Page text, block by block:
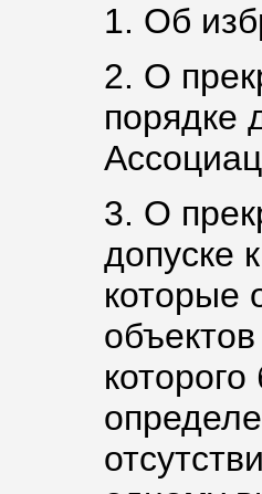
1. Об
2. О
порядке
3. О
допуске
которые